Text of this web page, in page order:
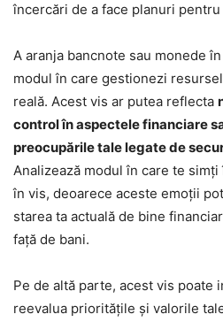
încercări de a face planuri
A aranja bancnote sau monede
modul în care gestionezi
reală. Acest vis ar putea reflecta
control în aspectele financiare
preocupările tale legate de
Analizează modul în care te
în vis, deoarece aceste emoții
starea ta actuală de bine
față de bani.
Pe de altă parte, acest vis poate
reevalua prioritățile și valorile